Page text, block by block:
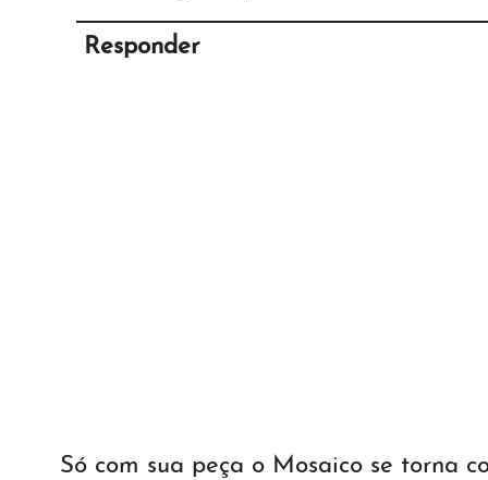
Responder
Só com sua peça o Mosaico se torna